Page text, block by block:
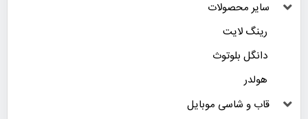
سایر محصولات
رینگ لایت
دانگل بلوتوث
هولدر
قاب و شاسی موبایل